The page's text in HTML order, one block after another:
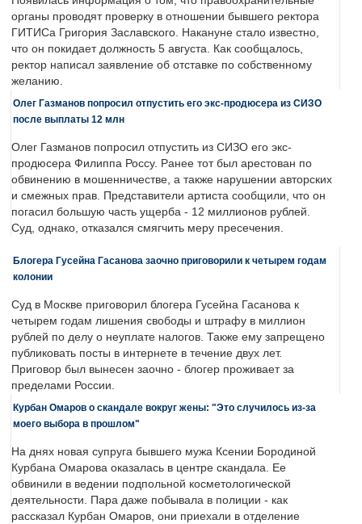
органы проводят проверку в отношении бывшего ректора
ГИТИСа Григория Заславского. Накануне стало известно,
что он покидает должность 5 августа. Как сообщалось,
ректор написал заявление об отставке по собственному
желанию.
Олег Газманов попросил отпустить его экс-продюсера из СИЗО
после выплаты 12 млн
Олег Газманов попросил отпустить из СИЗО его экс-
продюсера Филиппа Россу. Ранее тот был арестован по
обвинению в мошенничестве, а также нарушении авторских
и смежных прав. Представители артиста сообщили, что он
погасил большую часть ущерба - 12 миллионов рублей.
Суд, однако, отказался смягчить меру пресечения.
Блогера Гусейна Гасанова заочно приговорили к четырем годам
колонии
Суд в Москве приговорил блогера Гусейна Гасанова к
четырем годам лишения свободы и штрафу в миллион
рублей по делу о неуплате налогов. Также ему запрещено
публиковать посты в интернете в течение двух лет.
Приговор был вынесен заочно - блогер проживает за
пределами России.
Курбан Омаров о скандале вокруг жены: "Это случилось из-за
моего выбора в прошлом"
На днях новая супруга бывшего мужа Ксении Бородиной
Курбана Омарова оказалась в центре скандала. Ее
обвинили в ведении подпольной косметологической
деятельности. Пара даже побывала в полиции - как
рассказал Курбан Омаров, они приехали в отделение